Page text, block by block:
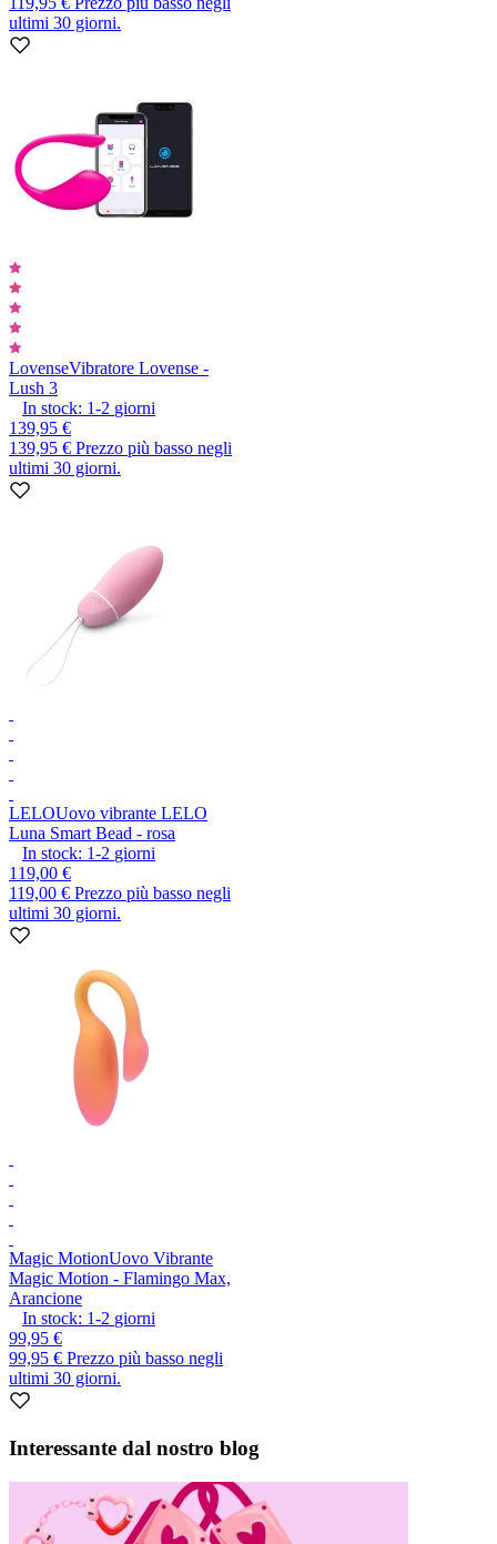
ultimi 30 giorni.
LovenseVibratore Lovense -
Lush 3
In stock: 1-2 giorni
139,95 €
139,95 € Prezzo più basso negli
ultimi 30 giorni.
LELOUovo vibrante LELO
Luna Smart Bead - rosa
In stock: 1-2 giorni
119,00 €
119,00 € Prezzo più basso negli
ultimi 30 giorni.
Magic MotionUovo Vibrante
Magic Motion - Flamingo Max,
Arancione
In stock: 1-2 giorni
99,95 €
99,95 € Prezzo più basso negli
ultimi 30 giorni.
Interessante dal nostro blog